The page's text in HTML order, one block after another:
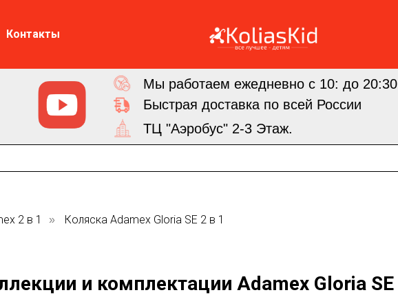
Контакты
Мы работаем ежедневно с 10: до 20:30
Быстрая доставка по всей России
ТЦ "Аэробус" 2-3 Этаж.
2 в 1 » Коляска Adamex Gloria SE 2 в 1
и комплектации Adamex Gloria SE